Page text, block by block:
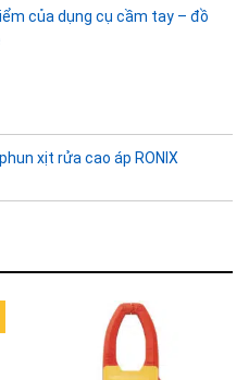
của dụng cụ cầm tay – đồ
xịt rửa cao áp RONIX